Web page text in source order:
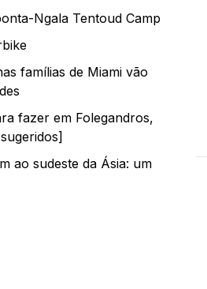
Ngala Tentoud Camp
famílias de Miami vão
fazer em Folegandros,
ao sudeste da Ásia: um